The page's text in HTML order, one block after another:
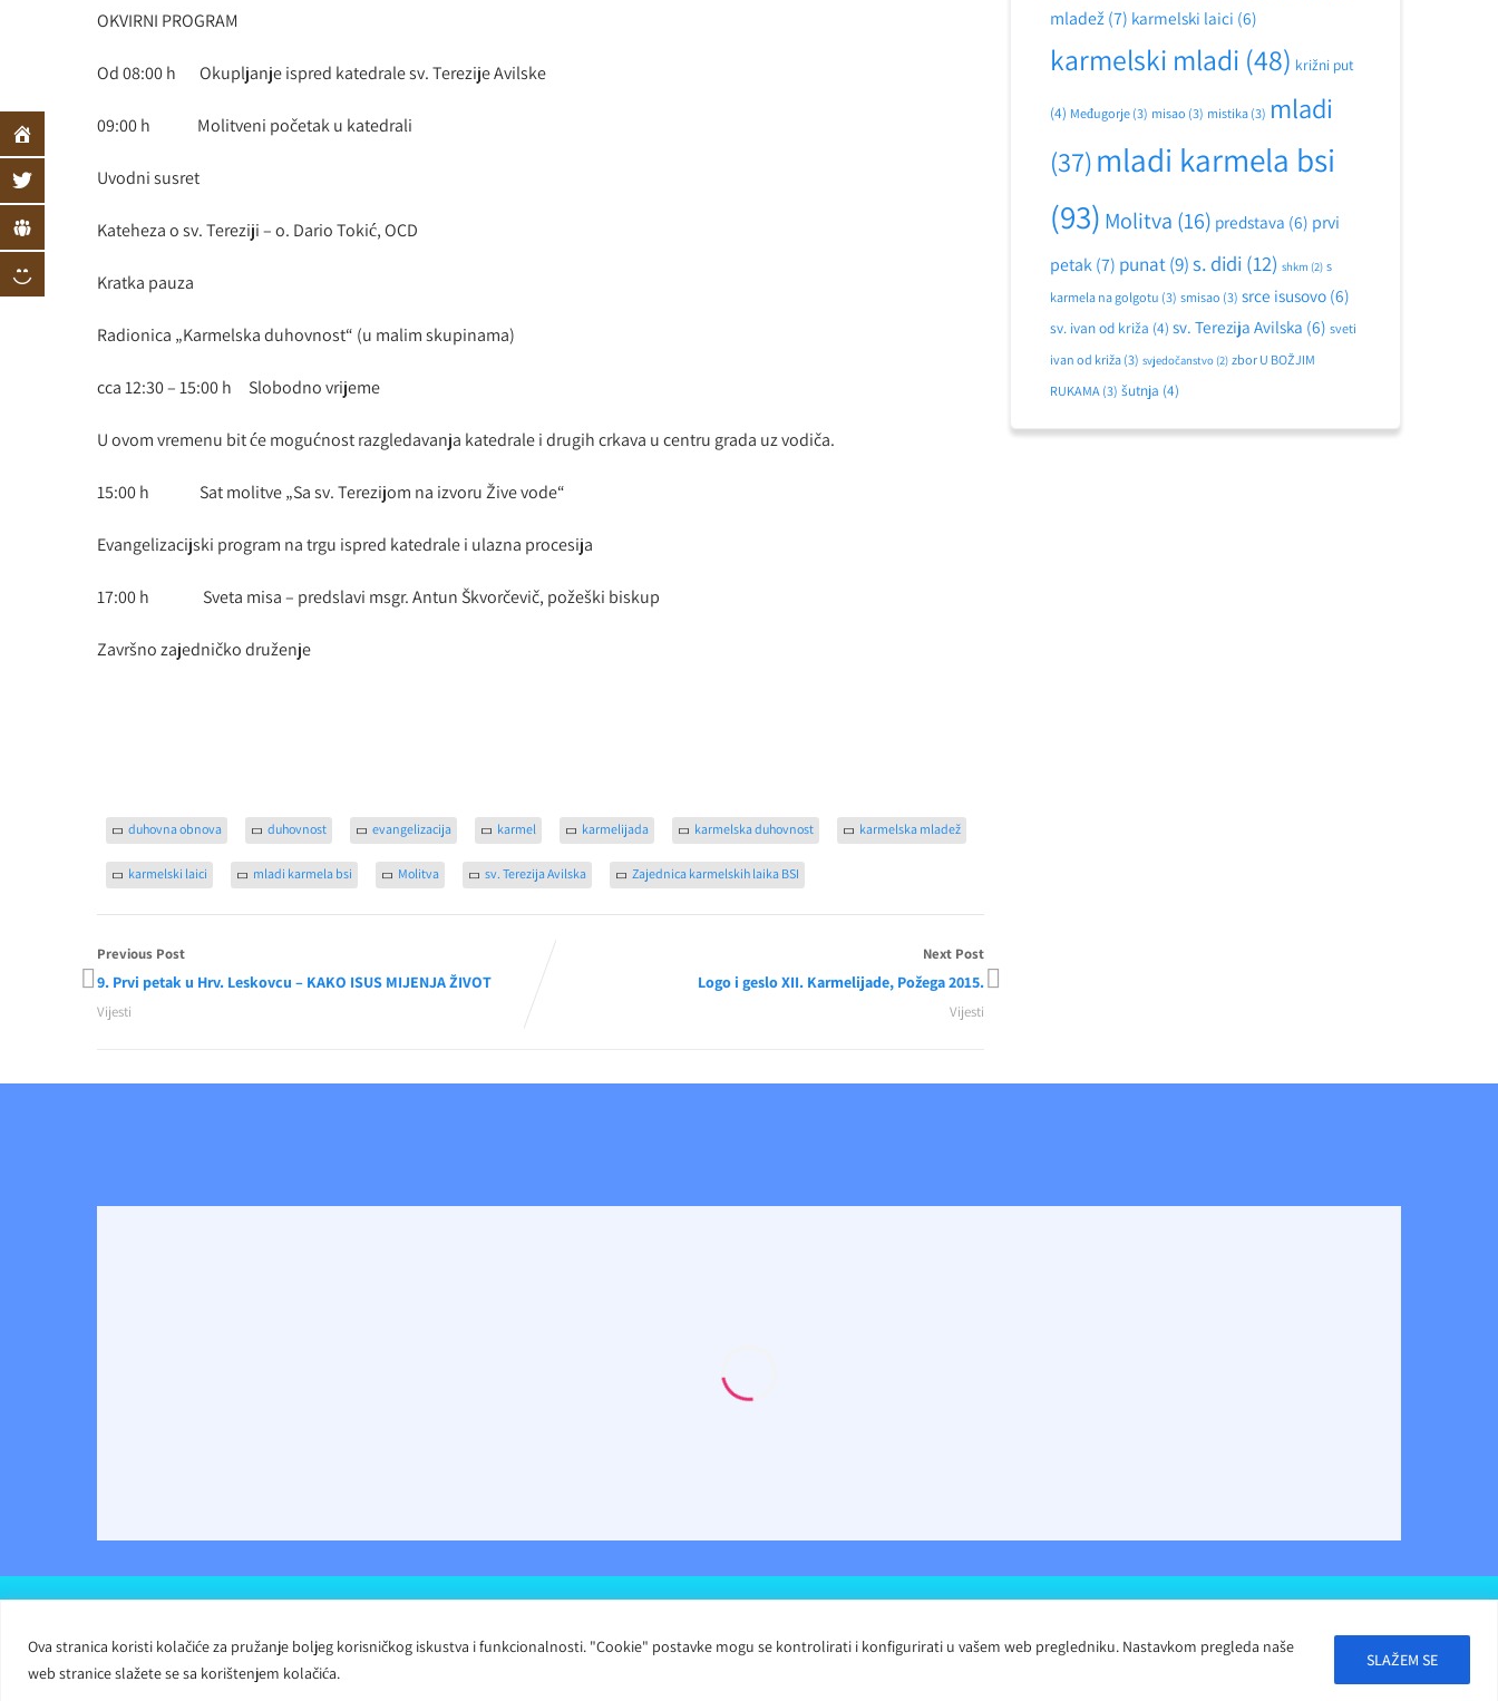
Ova stranica koristi kolačiće za pružanje boljeg korisničkog iskustva i funkcionalnosti. "Cookie" postavke mogu se kontrolirati i konfigurirati u vašem web pregledniku. Nastavkom pregleda naše
web stranice slažete se sa korištenjem kolačića.
SLAŽEM SE
OKVIRNI PROGRAM
Od 08:00 h Okupljanje ispred katedrale sv. Terezije Avilske
09:00 h Molitveni početak u katedrali
Uvodni susret
Kateheza o sv. Tereziji – o. Dario Tokić, OCD
Kratka pauza
Radionica „Karmelska duhovnost“ (u malim skupinama)
cca 12:30 – 15:00 h Slobodno vrijeme
U ovom vremenu bit će mogućnost razgledavanja katedrale i drugih crkava u centru grada uz vodiča.
15:00 h Sat molitve „Sa sv. Terezijom na izvoru Žive vode“
Evangelizacijski program na trgu ispred katedrale i ulazna procesija
17:00 h Sveta misa – predslavi msgr. Antun Škvorčevič, požeški biskup
Završno zajedničko druženje
duhovna obnova duhovnost evangelizacija karmel karmelijada karmelska duhovnost karmelska mladež
karmelski laici mladi karmela bsi Molitva sv. Terezija Avilska Zajednica karmelskih laika BSI
Previous Post
9. Prvi petak u Hrv. Leskovcu – KAKO ISUS MIJENJA ŽIVOT
Vijesti
Next Post
Logo i geslo XII. Karmelijade, Požega 2015.
Vijesti
mladež(7) karmelski laici (6)
karmelski mladi (48) križni put
(4) Međugorje (3) misao (3) mistika (3) mladi
(37)mladi karmela bsi
(93) Molitva (16) predstava (6) prvi
petak(7) punat(9)s. didi (12) shkm (2) s
karmela na golgotu (3) smisao (3) srce isusovo (6)
sv. ivan od križa (4) sv. Terezija Avilska (6) sveti
ivan od križa (3) svjedočanstvo (2) zbor U BOŽJIM
RUKAMA (3) šutnja (4)
Powered byD24-Solutions.hr